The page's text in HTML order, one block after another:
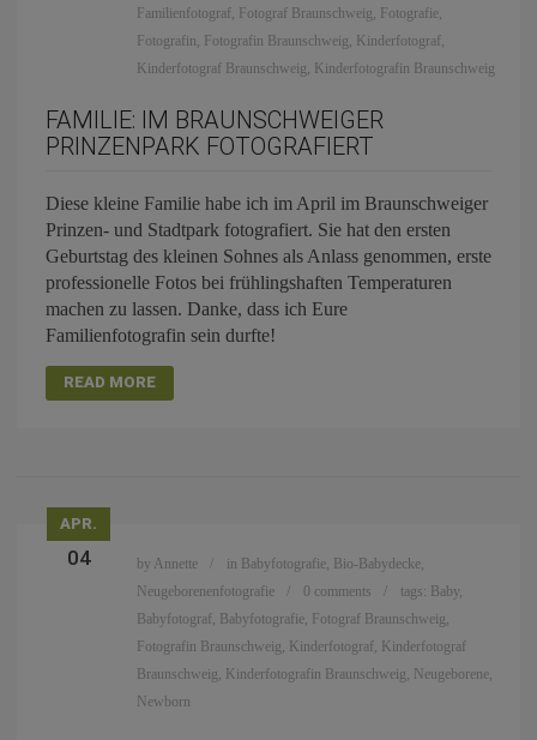
Familienfotograf, Fotograf Braunschweig, Fotografie,
Fotografin, Fotografin Braunschweig, Kinderfotograf,
Kinderfotograf Braunschweig, Kinderfotografin Braunschweig
FAMILIE: IM BRAUNSCHWEIGER
PRINZENPARK FOTOGRAFIERT
Diese kleine Familie habe ich im April im Braunschweiger
Prinzen- und Stadtpark fotografiert. Sie hat den ersten
Geburtstag des kleinen Sohnes als Anlass genommen, erste
professionelle Fotos bei frühlingshaften Temperaturen
machen zu lassen. Danke, dass ich Eure
Familienfotografin sein durfte!
READ MORE
APR.
04 by Annette in Babyfotografie, Bio-Babydecke,
Neugeborenenfotografie
0 comments tags: Baby,
Babyfotograf, Babyfotografie, Fotograf Braunschweig,
Fotografin Braunschweig, Kinderfotograf, Kinderfotograf
Braunschweig, Kinderfotografin Braunschweig, Neugeborene,
Newborn